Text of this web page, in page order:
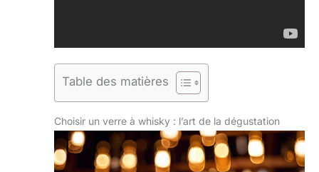
Table des matières
Choisir un verre à whisky : l’art de la dégustation